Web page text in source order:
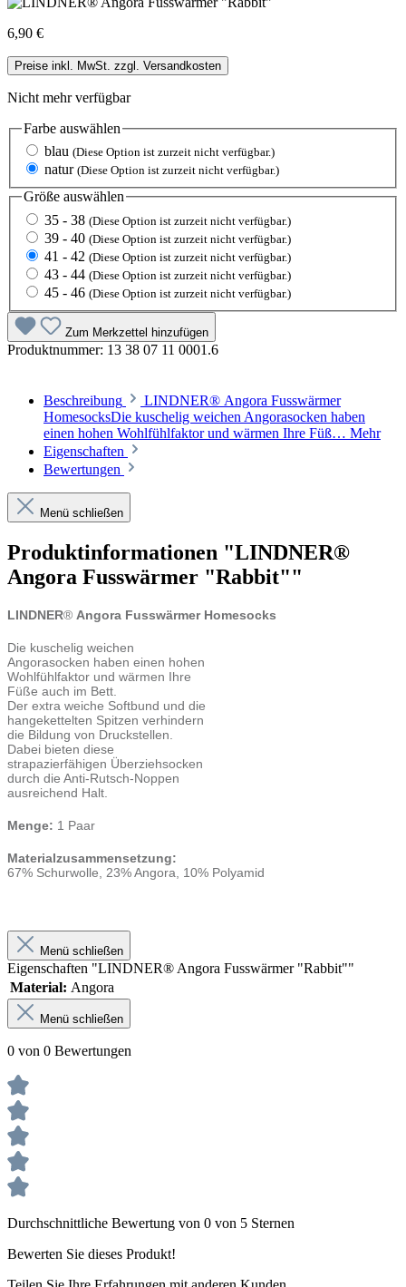
6,90 €
Preise inkl. MwSt. zzgl. Versandkosten
Nicht mehr verfügbar
Farbe auswählen
blau (Diese Option ist zurzeit nicht verfügbar.)
natur (Diese Option ist zurzeit nicht verfügbar.)
Größe auswählen
35 - 38 (Diese Option ist zurzeit nicht verfügbar.)
39 - 40 (Diese Option ist zurzeit nicht verfügbar.)
41 - 42 (Diese Option ist zurzeit nicht verfügbar.)
43 - 44 (Diese Option ist zurzeit nicht verfügbar.)
45 - 46 (Diese Option ist zurzeit nicht verfügbar.)
Zum Merkzettel hinzufügen
Produktnummer: 13 38 07 11 0001.6
Beschreibung
LINDNER® Angora Fusswärmer
HomesocksDie kuschelig weichen Angorasocken haben
einen hohen Wohlfühlfaktor und wärmen Ihre Füß… Mehr
Eigenschaften
Bewertungen
Menü schließen
Produktinformationen "LINDNER®
Angora Fusswärmer "Rabbit""
LINDNER® Angora Fusswärmer Homesocks
Die kuschelig weichen
Angorasocken haben einen hohen
Wohlfühlfaktor und wärmen Ihre
Füße auch im Bett.
Der extra weiche Softbund und die
hangekettelten Spitzen verhindern
die Bildung von Druckstellen.
Dabei bieten diese
strapazierfähigen Überziehsocken
durch die Anti-Rutsch-Noppen
ausreichend Halt.
Menge: 1 Paar
Materialzusammensetzung:
67% Schurwolle, 23% Angora, 10% Polyamid
Menü schließen
Eigenschaften "LINDNER® Angora Fusswärmer "Rabbit""
Material: Angora
Menü schließen
0 von 0 Bewertungen
Durchschnittliche Bewertung von 0 von 5 Sternen
Bewerten Sie dieses Produkt!